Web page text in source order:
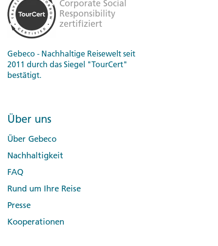
Gebeco - Nachhaltige Reisewelt seit
2011 durch das Siegel "TourCert"
bestätigt.
Über uns
Über Gebeco
Nachhaltigkeit
FAQ
Rund um Ihre Reise
Presse
Kooperationen